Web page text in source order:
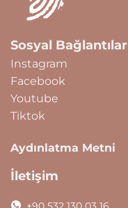
Sosyal Bağlantılar
Instagram
Facebook
Youtube
Tiktok
Aydınlatma Metni
İletişim